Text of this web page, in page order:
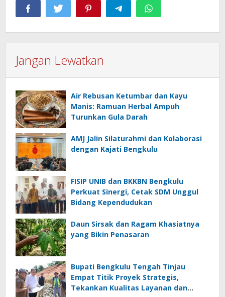
Jangan Lewatkan
Air Rebusan Ketumbar dan Kayu
Manis: Ramuan Herbal Ampuh
Turunkan Gula Darah
AMJ Jalin Silaturahmi dan Kolaborasi
dengan Kajati Bengkulu
FISIP UNIB dan BKKBN Bengkulu
Perkuat Sinergi, Cetak SDM Unggul
Bidang Kependudukan
Daun Sirsak dan Ragam Khasiatnya
yang Bikin Penasaran
Bupati Bengkulu Tengah Tinjau
Empat Titik Proyek Strategis,
Tekankan Kualitas Layanan dan